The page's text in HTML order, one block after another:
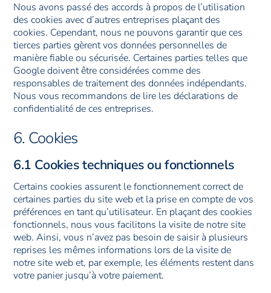
Nous avons passé des accords à propos de l’utilisation
des cookies avec d’autres entreprises plaçant des
cookies. Cependant, nous ne pouvons garantir que ces
tierces parties gèrent vos données personnelles de
manière fiable ou sécurisée. Certaines parties telles que
Google doivent être considérées comme des
responsables de traitement des données indépendants.
Nous vous recommandons de lire les déclarations de
confidentialité de ces entreprises.
6. Cookies
6.1 Cookies techniques ou fonctionnels
Certains cookies assurent le fonctionnement correct de
certaines parties du site web et la prise en compte de vos
préférences en tant qu’utilisateur. En plaçant des cookies
fonctionnels, nous vous facilitons la visite de notre site
web. Ainsi, vous n’avez pas besoin de saisir à plusieurs
reprises les mêmes informations lors de la visite de
notre site web et, par exemple, les éléments restent dans
votre panier jusqu’à votre paiement.